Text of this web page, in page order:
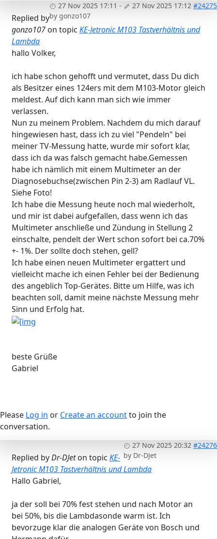
27 Nov 2025 17:11 - 27 Nov 2025 17:12 #24275
by gonzo107
Replied by
gonzo107on topic KE-Jetronic M103 Tastverhältnis und
Lambda
hallo Volker,
ich habe schon gehofft und vermutet, dass Du dich
als Besitzer eines 124ers mit dem M103-Motor gleich
meldest. Auf dich kann man sich wie immer
verlassen.
Nun zu meinem Problem. Nachdem du mich darauf
hingewiesen hast, dass ich zu viel "Pendeln" bei
meiner TV-Messung hatte, wurde mir sofort klar,
dass ich da was falsch gemacht habe.Gemessen
habe ich nämlich mit einem Multimeter an der
Diagnosebuchse(zwischen Pin 2-3) am Radlauf VL.
Siehe Foto!
Ich habe die Messung heute noch mal wiederholt,
und mir ist dabei aufgefallen, dass wenn ich das
Multimeter anschließe und Zündung in Stellung 2
einschalte, pendelt der Wert schon sofort bei ca.70%
+- 1%. Der sollte doch stehen, gell?
Ich habe einen neuen Multimeter ergattert und
vielleicht mache ich einen Fehler bei der Bedienung
des angeblich Top-Gerätes. Bitte um Hilfe, was ich
beachten soll, damit meine nächste Messung mehr
Sinn und Erfolg hat.
beste Grüße
Gabriel
Please Log in or Create an accountto join the
conversation.
27 Nov 2025 20:32 #24276
by Dr-DJet
Replied byDr-DJeton topic KE-
Jetronic M103 Tastverhältnis und Lambda
Hallo Gabriel,
ja der soll bei 70% fest stehen und nach Motor an
bei 50%, bis die Lambdasonde warm ist. Ich
bevorzuge klar die analogen Geräte von Bosch und